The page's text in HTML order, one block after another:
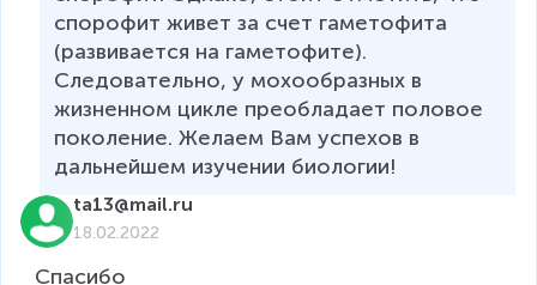
спорофит живет за счет гаметофита
(развивается на гаметофите).
Следовательно, у мохообразных в
жизненном цикле преобладает половое
поколение. Желаем Вам успехов в
дальнейшем изучении биологии!
ta13@mail.ru
18.02.2022